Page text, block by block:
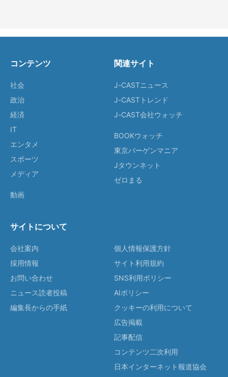
コンテンツ
社会
政治
経済
IT
エンタメ
スポーツ
メディア
動画
関連サイト
J-CASTニュース
J-CASTトレンド
J-CAST会社ウォッチ
BOOKウォッチ
東京バーゲンマニア
Jタウンネット
ゼロまる
サイトについて
会社案内
採用情報
お問い合わせ
ニュース読者投稿
編集長からの手紙
個人情報保護方針
サイト利用規約
SNS利用ポリシー
AIポリシー
クッキーの利用について
広告掲載
記事配信
コンテンツ二次利用
日本インターネット報道協会